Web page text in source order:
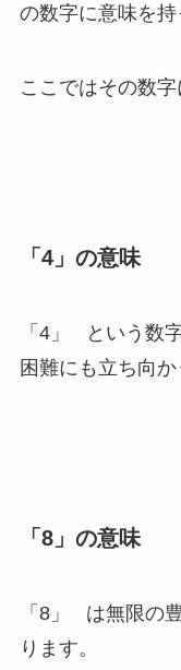
の数字に意味を持
ここではその数字
「4」の意味
「4」 という数
困難にも立ち向
「8」の意味
「8」 は無限の
ります。